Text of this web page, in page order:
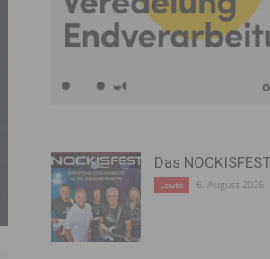
Das NOCKISFEST
Leute 6. August 2026